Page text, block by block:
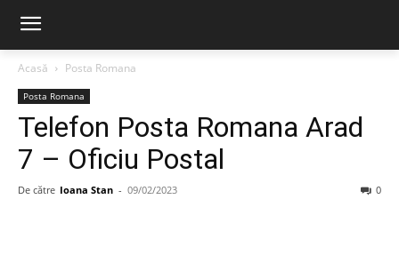
Acasă Posta Romana
Posta Romana
Telefon Posta Romana Arad
7 – Oficiu Postal
De către Ioana Stan - 09/02/2023 0